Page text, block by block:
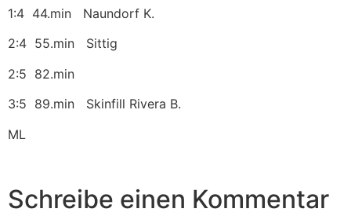
1:4 44.min Naundorf K.
2:4 55.min Sittig
2:5 82.min
3:5 89.min Skinfill Rivera B.
ML
Schreibe einen Kommentar